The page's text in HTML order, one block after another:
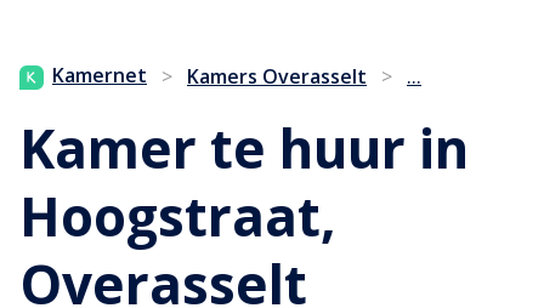
Kamernet > Kamers Overasselt > ...
Kamer te huur in
Hoogstraat,
Overasselt